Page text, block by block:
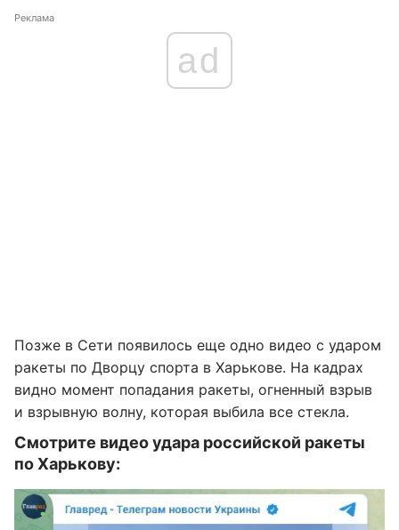
Реклама
ad
Позже в Сети появилось еще одно видео с ударом
ракеты по Дворцу спорта в Харькове. На кадрах
видно момент попадания ракеты, огненный взрыв
и взрывную волну, которая выбила все стекла.
Смотрите видео удара российской ракеты
по Харькову: